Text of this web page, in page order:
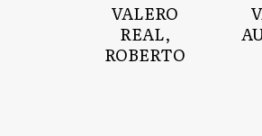
VALERO
REAL,
ROBERTO